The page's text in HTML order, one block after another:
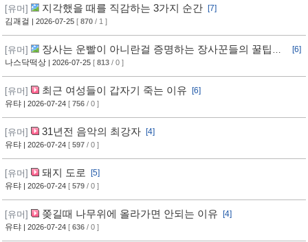
[유머] 지각했을 때를 직감하는 3가지 순간
[7]
김괘걸
| 2026-07-25 [ 870 / 1 ]
[유머]
장사는 운빨이 아니란걸 증명하는 장사꾼들의 꿀팁과
임기응변 수준 ㄷㄷ
[6]
나스닥떡상 | 2026-07-25 [ 813 / 0 ]
[유머] 최근 여성들이 갑자기 죽는 이유
[6]
유탸 | 2026-07-24 [ 756 / 0 ]
[유머] 31년전 음악의 최강자
[4]
유탸 | 2026-07-24 [ 597 / 0 ]
[유머] 돼지 도로
[5]
유탸 | 2026-07-24 [ 579 / 0 ]
[유머] 쫒길때 나무위에 올라가면 안되는 이유
[4]
유탸 | 2026-07-24 [ 636 / 0 ]